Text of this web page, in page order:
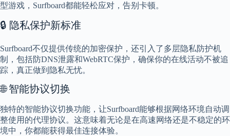
型游戏，Surfboard都能轻松应对，告别卡顿。
🔒 隐私保护新标准
Surfboard不仅提供传统的加密保护，还引入了多层隐私防护机
制，包括防DNS泄露和WebRTC保护，确保你的在线活动不被追
踪，真正做到隐私无忧。
🌐 智能协议切换
独特的智能协议切换功能，让Surfboard能够根据网络环境自动调
整使用的代理协议。这意味着无论是在高速网络还是不稳定的环
境中，你都能获得最佳连接体验。